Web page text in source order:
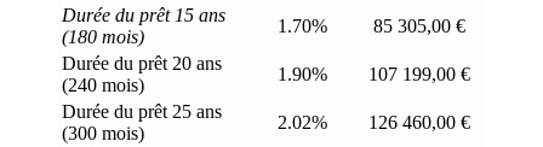
Durée du prêt 15 ans
(180 mois)
1.70%
85 305,00 €
Durée du prêt 20 ans
(240 mois)
1.90%
107 199,00 €
Durée du prêt 25 ans
(300 mois)
2.02%
126 460,00 €